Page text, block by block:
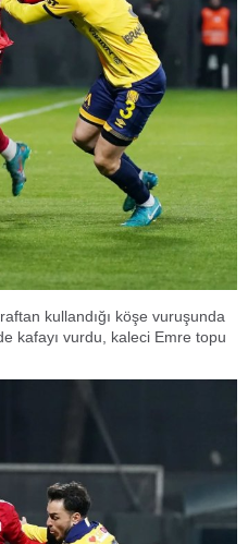
kullandığı köşe vuruşunda
kafayı vurdu, kaleci Emre topu